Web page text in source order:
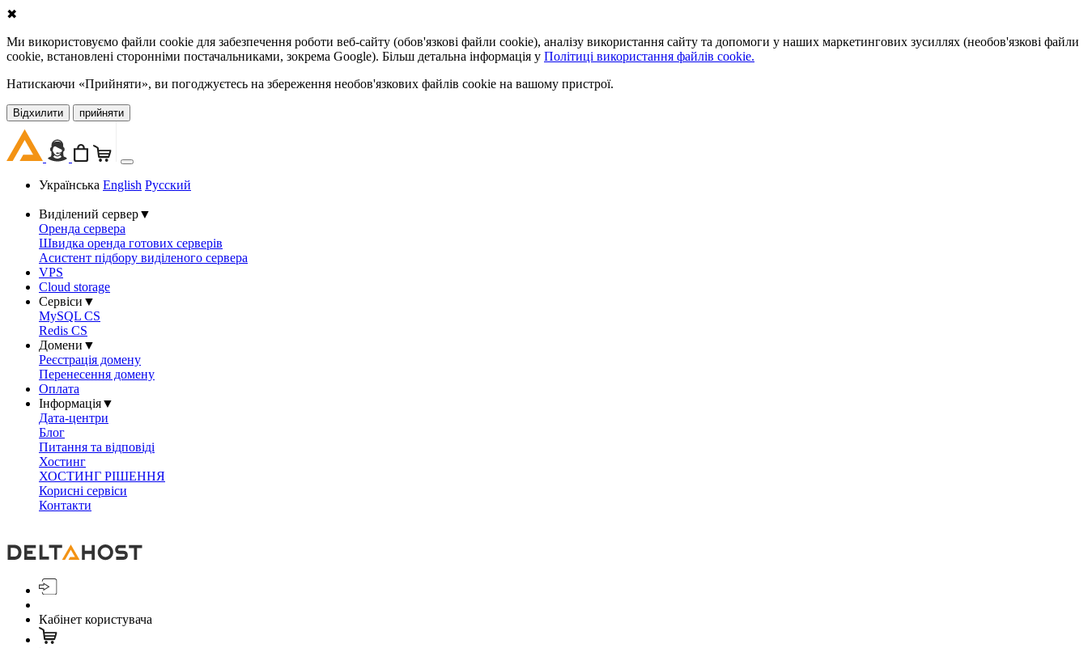
✖
Ми використовуємо файли cookie для забезпечення роботи веб-сайту (обов'язкові файли cookie), аналізу використання сайту та допомоги у наших маркетингових зусиллях (необов'язкові файли
cookie, встановлені сторонніми постачальниками, зокрема Google). Більш детальна інформація у Політиці використання файлів cookie.
Натискаючи «Прийняти», ви погоджуєтесь на збереження необов'язкових файлів cookie на вашому пристрої.
Відхилити прийняти
Українська English Русский
Виділений сервер▼
Оренда сервера
Швидка оренда готових серверів
Асистент підбору виділеного сервера
VPS
Cloud storage
Сервіси ▼
MySQL CS
Redis CS
Домени ▼
Реєстрація домену
Перенесення домену
Оплата
Інформація▼
Дата-центри
Блог
Питання та відповіді
Хостинг
ХОСТИНГ РІШЕННЯ
Корисні сервіси
Контакти
Кабінет користувача